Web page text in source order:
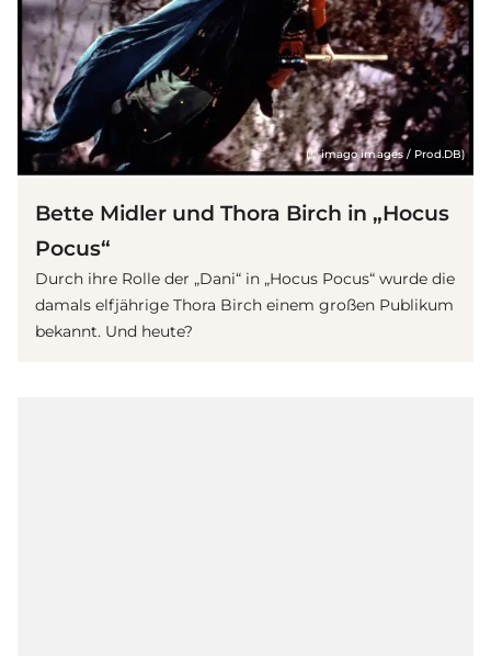
(© imago images / Prod.DB)
Bette Midler und Thora Birch in „Hocus
Pocus“
Durch ihre Rolle der „Dani“ in „Hocus Pocus“ wurde die
damals elfjährige Thora Birch einem großen Publikum
bekannt. Und heute?